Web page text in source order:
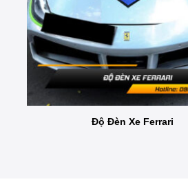
Độ Đèn Xe Ferrari